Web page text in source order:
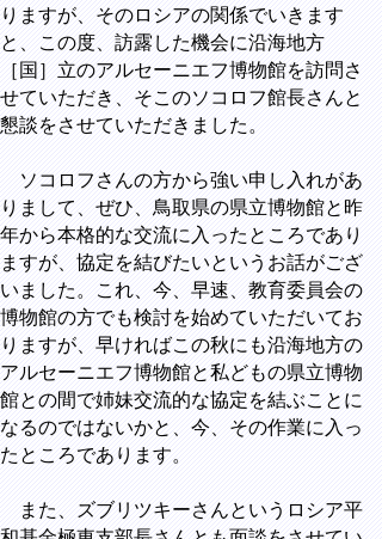
りますが、そのロシアの関係でいきます
と、この度、訪露した機会に沿海地方
［国］立のアルセーニエフ博物館を訪問さ
せていただき、そこのソコロフ館長さんと
懇談をさせていただきました。
ソコロフさんの方から強い申し入れがあ
りまして、ぜひ、鳥取県の県立博物館と昨
年から本格的な交流に入ったところであり
ますが、協定を結びたいというお話がござ
いました。これ、今、早速、教育委員会の
博物館の方でも検討を始めていただいてお
りますが、早ければこの秋にも沿海地方の
アルセーニエフ博物館と私どもの県立博物
館との間で姉妹交流的な協定を結ぶことに
なるのではないかと、今、その作業に入っ
たところであります。
また、ズブリツキーさんというロシア平